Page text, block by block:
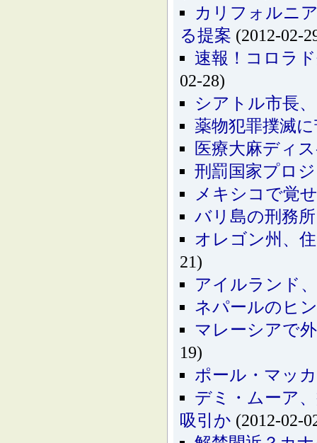
カリフォルニ
る提案 (2012-02-
速報！コロラ
02-28)
シアトル市長
薬物犯罪撲滅
医療大麻ディ
刑罰国家プロ
メキシコで覚
バリ島の刑務
オレゴン州、
21)
アイルランド
ネパールのヒ
マレーシアで
19)
ポール・マッ
デミ・ムーア
吸引か (2012-02-